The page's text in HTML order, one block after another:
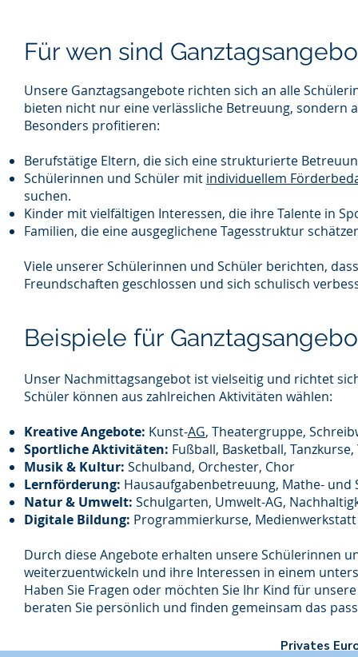
Für wen sind
Unsere Ganztagsangebote richten sich an alle
bieten nicht nur eine verlässliche Betreuung, sondern
Besonders profitieren:
Berufstätige Eltern, die sich eine strukturierte
Schülerinnen und Schüler mit individuellem
suchen.
Kinder mit vielfältigen Interessen, die ihre Talente in
Familien, die eine ausgeglichene Tagesstruktur
Viele unserer Schülerinnen und Schüler berichten,
Freundschaften geschlossen und sich schulisch
Beispiele für
Unser Nachmittagsangebot ist vielseitig und richtet
Schüler können aus zahlreichen Aktivitäten wählen:
Kreative Angebote: Kunst-AG, Theatergruppe,
Sportliche Aktivitäten: Fußball, Basketball, Tanzkurse,
Musik & Kultur: Schulband, Orchester, Chor
Lernförderung: Hausaufgabenbetreuung, Mathe-
Natur & Umwelt: Schulgarten, Umwelt-AG,
Digitale Bildung: Programmierkurse, Medienwerkstatt
Durch diese Angebote erhalten unsere Schülerinnen
weiterzuentwickeln und ihre Interessen in einem
Haben Sie Fragen oder möchten Sie Ihr Kind für
beraten Sie persönlich und finden gemeinsam das
Privates